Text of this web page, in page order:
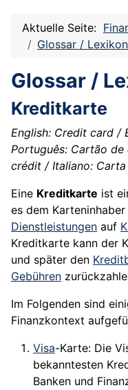
Aktuelle Seite:
Glossar / Lexikon
Glossar /
Kreditkarte
English: Credit card /
Português: Cartão
crédit / Italiano:
Eine Kreditkarte ist
es dem
Dienstleistungen auf
Kreditkarte kann der
und später den
Gebühren
Im Folgenden sind
Finanzkontext
Visa-Karte: Die
bekanntesten
Banken und